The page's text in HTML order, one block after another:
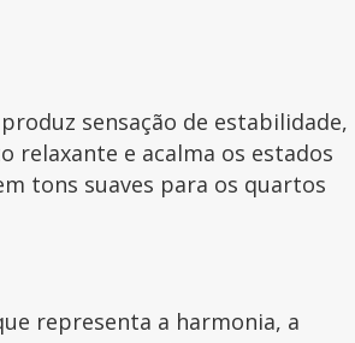
sensação de estabilidade,
relaxante e acalma os estados
tons suaves para os quartos
representa a harmonia, a